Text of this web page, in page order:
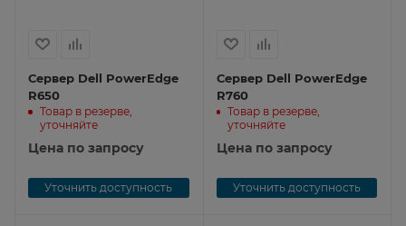
Сервер Dell PowerEdge
R650
Товар в резерве,
уточняйте
Цена по запросу
Уточнить доступность
Сервер Dell PowerEdge
R760
Товар в резерве,
уточняйте
Цена по запросу
Уточнить доступность